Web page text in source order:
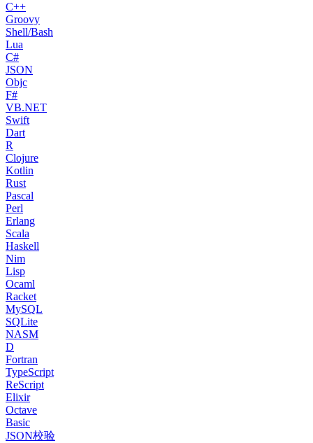
C++
Groovy
Shell/Bash
Lua
C#
JSON
Objc
F#
VB.NET
Swift
Dart
R
Clojure
Kotlin
Rust
Pascal
Perl
Erlang
Scala
Haskell
Nim
Lisp
Ocaml
Racket
MySQL
SQLite
NASM
D
Fortran
TypeScript
ReScript
Elixir
Octave
Basic
JSON校验